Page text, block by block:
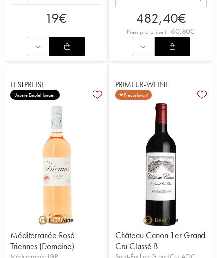
19€ 482,40€
Preis pro Einheit 160,80€
FESTPREISE
Unsere Empfehlungen
Méditerranée Rosé
Triennes (Domaine)
Méditerranée IGP
PRIMEUR-WEINE
❤ Pressefavorit
Château Canon 1er Grand
Cru Classé B
Saint-Émilion Grand Cru AOC